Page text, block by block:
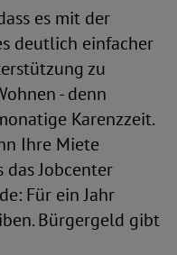
es mit der
deutlich einfacher
zu
- denn
Karenzzeit.
Ihre Miete
Jobcenter
Für ein Jahr
Bürgergeld gibt